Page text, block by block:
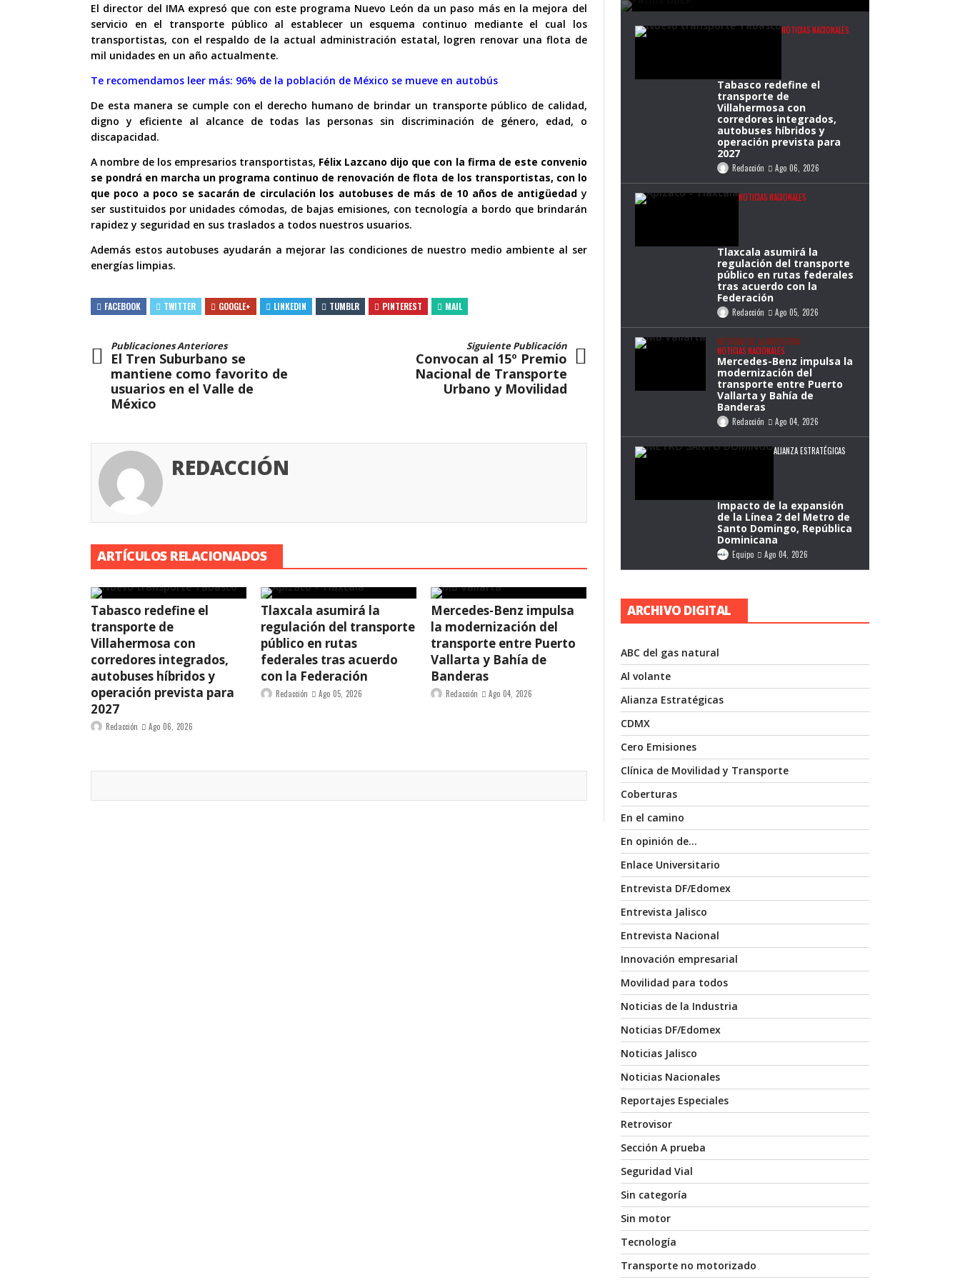
El director del IMA expresó que con este programa Nuevo León da un paso más en la mejora del
servicio en el transporte público al establecer un esquema continuo mediante el cual los
transportistas, con el respaldo de la actual administración estatal, logren renovar una flota de
mil unidades en un año actualmente.
Te recomendamos leer más: 96% de la población de México se mueve en autobús
De esta manera se cumple con el derecho humano de brindar un transporte público de calidad,
digno y eficiente al alcance de todas las personas sin discriminación de género, edad, o
discapacidad.
A nombre de los empresarios transportistas, Félix Lazcano dijo que con la firma de este convenio
se pondrá en marcha un programa continuo de renovación de flota de los transportistas, con lo
que poco a poco se sacarán de circulación los autobuses de más de 10 años de antigüedad y
ser sustituidos por unidades cómodas, de bajas emisiones, con tecnología a bordo que brindarán
rapidez y seguridad en sus traslados a todos nuestros usuarios.
Además estos autobuses ayudarán a mejorar las condiciones de nuestro medio ambiente al ser
energías limpias.
FACEBOOK TWITTER GOOGLE+ LINKEDIN TUMBLR PINTEREST MAIL
Publicaciones Anteriores
El Tren Suburbano se
mantiene como favorito de
usuarios en el Valle de
México
Siguiente Publicación
Convocan al 15º Premio
Nacional de Transporte
Urbano y Movilidad
REDACCIÓN
ARTÍCULOS RELACIONADOS
Tabasco redefine el
transporte de
Villahermosa con
corredores integrados,
autobuses híbridos y
operación prevista para
2027
Redacción Ago 06, 2026
Tlaxcala asumirá la
regulación del transporte
público en rutas
federales tras acuerdo
con la Federación
Redacción Ago 05, 2026
Mercedes-Benz impulsa
la modernización del
transporte entre Puerto
Vallarta y Bahía de
Banderas
Redacción Ago 04, 2026
NOTICIAS NACIONALES
Tabasco redefine el
transporte de
Villahermosa con
corredores integrados,
autobuses híbridos y
operación prevista para
2027
Redacción Ago 06, 2026
NOTICIAS NACIONALES
Tlaxcala asumirá la
regulación del transporte
público en rutas federales
tras acuerdo con la
Federación
Redacción Ago 05, 2026
NOTICIAS DE LA INDUSTRIA
NOTICIAS NACIONALES
Mercedes-Benz impulsa la
modernización del
transporte entre Puerto
Vallarta y Bahía de
Banderas
Redacción Ago 04, 2026
ALIANZA ESTRATÉGICAS
Impacto de la expansión
de la Línea 2 del Metro de
Santo Domingo, República
Dominicana
Equipo Ago 04, 2026
ARCHIVO DIGITAL
ABC del gas natural
Al volante
Alianza Estratégicas
CDMX
Cero Emisiones
Clínica de Movilidad y Transporte
Coberturas
En el camino
En opinión de…
Enlace Universitario
Entrevista DF/Edomex
Entrevista Jalisco
Entrevista Nacional
Innovación empresarial
Movilidad para todos
Noticias de la Industria
Noticias DF/Edomex
Noticias Jalisco
Noticias Nacionales
Reportajes Especiales
Retrovisor
Sección A prueba
Seguridad Vial
Sin categoría
Sin motor
Tecnología
Transporte no motorizado